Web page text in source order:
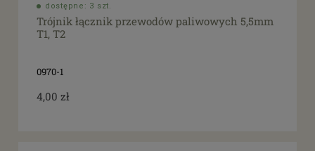
dostępne: 3 szt.
Trójnik łącznik przewodów paliwowych 5,5mm
T1, T2
0970-1
4,00 zł